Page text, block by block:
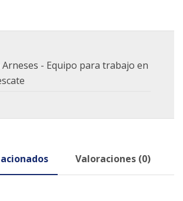
Arneses - Equipo para trabajo en
Valoraciones (0)